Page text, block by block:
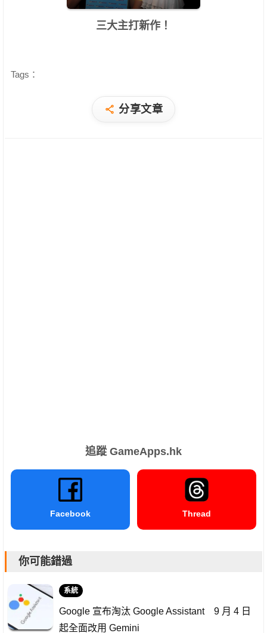
三大主打新作！
Tags：
分享文章
追蹤 GameApps.hk
Facebook Thread
你可能錯過
系統
Google 宣布淘汰 Google Assistant 9 月 4 日
起全面改用 Gemini